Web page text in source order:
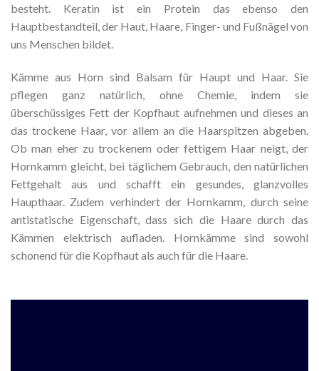
besteht. Keratin ist ein Protein das ebenso den
Hauptbestandteil, der Haut, Haare, Finger- und Fußnägel von
uns Menschen bildet.
Kämme aus Horn sind Balsam für Haupt und Haar. Sie
pflegen ganz natürlich, ohne Chemie, indem sie
überschüssiges Fett der Kopfhaut aufnehmen und dieses an
das trockene Haar, vor allem an die Haarspitzen abgeben.
Ob man eher zu trockenem oder fettigem Haar neigt, der
Hornkamm gleicht, bei täglichem Gebrauch, den natürlichen
Fettgehalt aus und schafft ein gesundes, glanzvolles
Haupthaar. Zudem verhindert der Hornkamm, durch seine
antistatische Eigenschaft, dass sich die Haare durch das
Kämmen elektrisch aufladen. Hornkämme sind sowohl
schonend für die Kopfhaut als auch für die Haare.